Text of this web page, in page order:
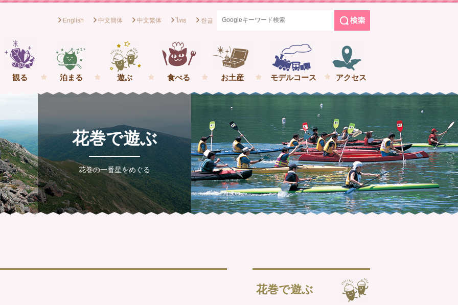
社団法人花巻観光協会[岩手県花巻市] イーハトーブの一番星をめぐる花巻の旅
English 中文簡体 中文繁体 ไทย 한글
観る 泊まる 遊ぶ 食べる お土産 モデルコース アクセス
花巻で遊ぶ
花巻の一番星をめぐる
花巻で遊ぶ